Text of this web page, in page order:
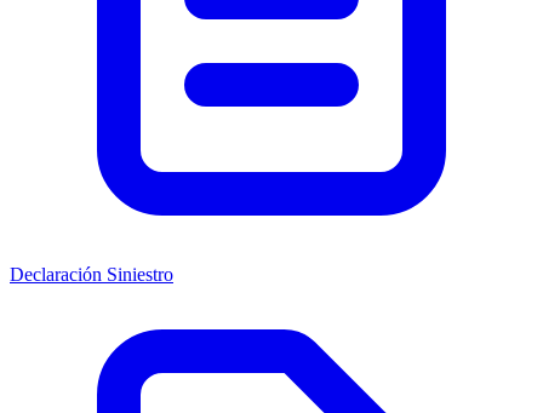
Declaración Siniestro